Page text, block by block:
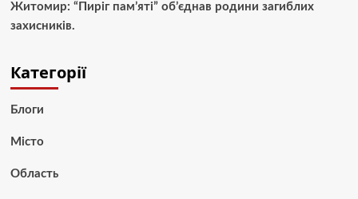
Житомир: “Пиріг пам’яті” об’єднав родини загиблих
захисників.
Категорії
Блоги
Місто
Область